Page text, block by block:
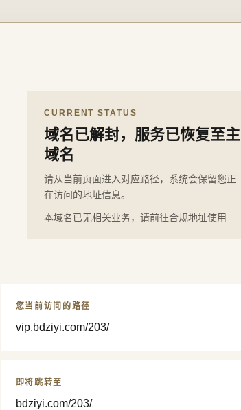
CURRENT STATUS
域名已解封，服务已恢复至主
域名
请从当前页面进入对应路径，系统会保留您正
在访问的地址信息。
本域名已无相关业务，请前往合规地址使用
您当前访问的路径
vip.bdziyi.com/203/
即将跳转至
bdziyi.com/203/